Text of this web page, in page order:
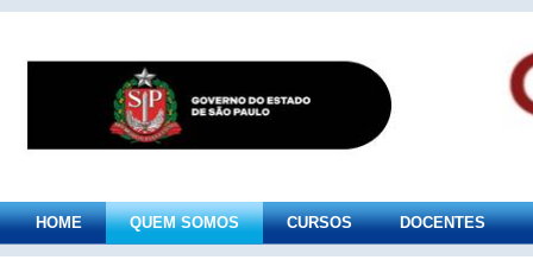
HOME QUEM SOMOS CURSOS DOCENTES